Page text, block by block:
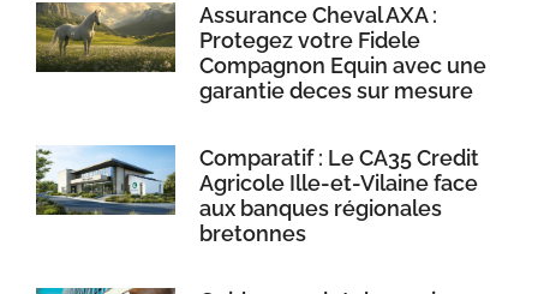
Assurance Cheval AXA :
Protegez votre Fidele
Compagnon Equin avec une
garantie deces sur mesure
Comparatif : Le CA35 Credit
Agricole Ille-et-Vilaine face
aux banques régionales
bretonnes